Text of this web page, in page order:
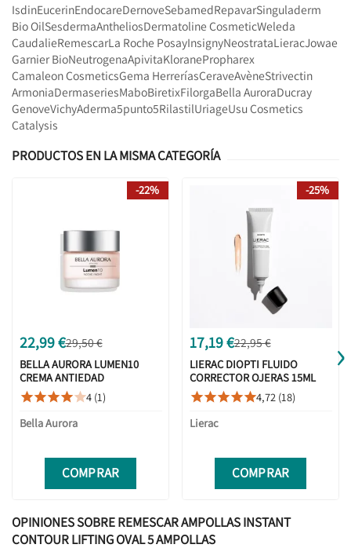
IsdinEucerinEndocareDernoveSebamedRepavarSinguladerm
Bio OilSesdermaAntheliosDermatoline CosmeticWeleda
CaudalieRemescarLa Roche PosayInsignyNeostrataLieracJowae
Garnier BioNeutrogenaApivitaKloranePropharex
Camaleon CosmeticsGema HerreríasCeraveAvèneStrivectin
ArmoniaDermaseriesMaboBiretixFilorgaBella AuroraDucray
GenoveVichyAderma5punto5RilastilUriageUsu Cosmetics
Catalysis
PRODUCTOS EN LA MISMA CATEGORÍA
22,99 €29,50 €
BELLA AURORA LUMEN10
CREMA ANTIEDAD
ANTIMANCHAS NOCHE 50ML
4 (1)
Bella Aurora
COMPRAR
-22%
17,19 €22,95 €
LIERAC DIOPTI FLUIDO
CORRECTOR OJERAS 15ML
4,72 (18)
Lierac
COMPRAR
-25%
›
OPINIONES SOBRE REMESCAR AMPOLLAS INSTANT
CONTOUR LIFTING OVAL 5 AMPOLLAS